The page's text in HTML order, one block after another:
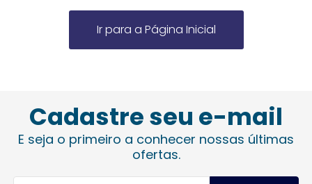
Ir para a Página Inicial
Cadastre seu e-mail
E seja o primeiro a conhecer nossas últimas
ofertas.